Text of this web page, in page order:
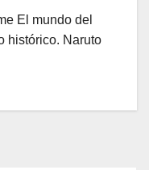
El mundo del
histórico. Naruto